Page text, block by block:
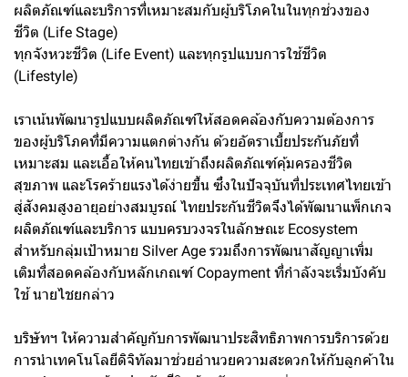
ผลิตภัณฑ์และบริการที่เหมาะสมกับผู้บริโภคในในทุกช่วงของ
ชีวิต (Life Stage)
ทุกจังหวะชีวิต (Life Event) และทุกรูปแบบการใช้ชีวิต
(Lifestyle)
เราเน้นพัฒนารูปแบบผลิตภัณฑ์ให้สอดคล้องกับความต้องการ
ของผู้บริโภคที่มีความแตกต่างกัน ด้วยอัตราเบี้ยประกันภัยที่
เหมาะสม และเอื้อให้คนไทยเข้าถึงผลิตภัณฑ์คุ้มครองชีวิต
สุขภาพ และโรคร้ายแรงได้ง่ายขึ้น ซึ่งในปัจจุบันที่ประเทศไทยเข้า
สู่สังคมสูงอายุอย่างสมบูรณ์ ไทยประกันชีวิตจึงได้พัฒนาแพ็กเกจ
ผลิตภัณฑ์และบริการ แบบครบวงจรในลักษณะ Ecosystem
สำหรับกลุ่มเป้าหมาย Silver Age รวมถึงการพัฒนาสัญญาเพิ่ม
เติมที่สอดคล้องกับหลักเกณฑ์ Copayment ที่กำลังจะเริ่มบังคับ
ใช้ นายไชยกล่าว
บริษัทฯ ให้ความสำคัญกับการพัฒนาประสิทธิภาพการบริการด้วย
การนำเทคโนโลยีดิจิทัลมาช่วยอำนวยความสะดวกให้กับลูกค้าใน